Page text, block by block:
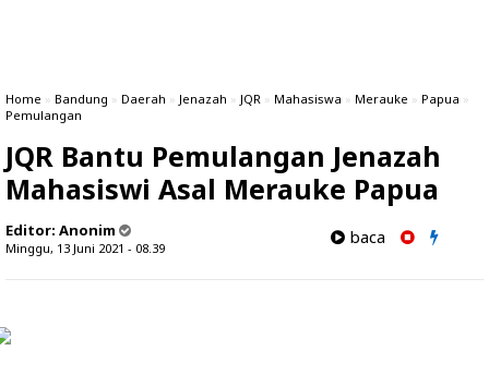
Home » Bandung » Daerah » Jenazah » JQR » Mahasiswa » Merauke » Papua »
Pemulangan
JQR Bantu Pemulangan Jenazah
Mahasiswi Asal Merauke Papua
Editor: Anonim
Minggu, 13 Juni 2021 - 08.39
baca